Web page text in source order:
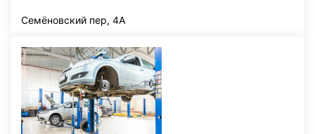
Семёновский пер, 4А